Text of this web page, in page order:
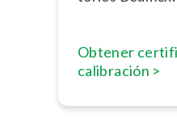
Obtener
calibración >